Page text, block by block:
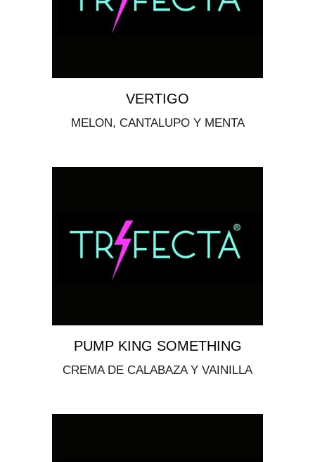
VERTIGO
MELON, CANTALUPO Y MENTA
PUMP KING SOMETHING
CREMA DE CALABAZA Y VAINILLA